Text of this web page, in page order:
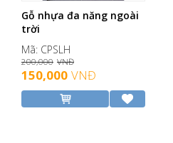
Gỗ nhựa đa năng ngoài
trời
Mã: CPSLH
200,000 VNĐ
150,000 VNĐ